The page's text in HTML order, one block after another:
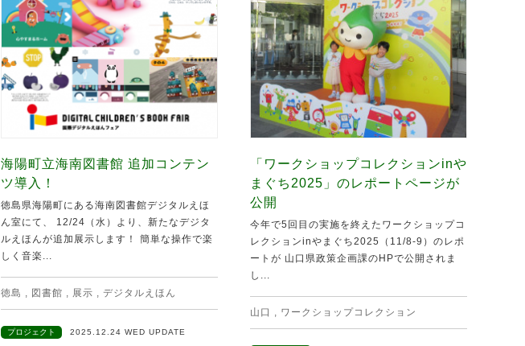
海陽町立海南図書館 追加コンテン
ツ導入！
徳島県海陽町にある海南図書館デジタルえほ
ん室にて、 12/24（水）より、新たなデジタ
ルえほんが追加展示します！ 簡単な操作で楽
しく音楽...
徳島 , 図書館 , 展示 , デジタルえほん
プロジェクト 2025.12.24 WED UPDATE
「ワークショップコレクションinや
まぐち2025」のレポートページが
公開
今年で5回目の実施を終えたワークショップコ
レクションinやまぐち2025（11/8-9）のレポ
ートが 山口県政策企画課のHPで公開されま
し...
山口 , ワークショップコレクション